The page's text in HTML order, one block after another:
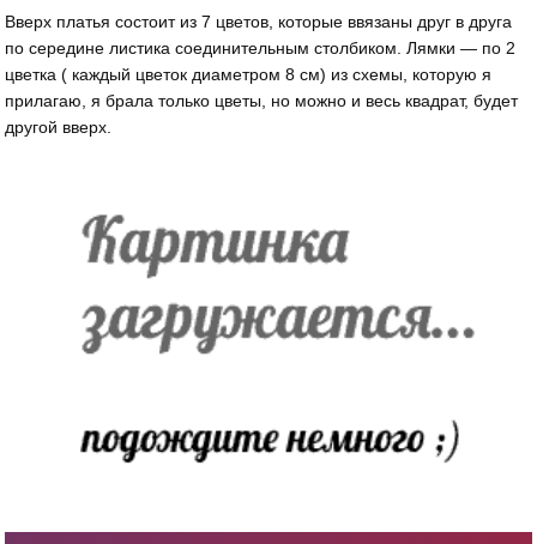
Вверх платья состоит из 7 цветов, которые ввязаны друг в друга
по середине листика соединительным столбиком. Лямки — по 2
цветка ( каждый цветок диаметром 8 см) из схемы, которую я
прилагаю, я брала только цветы, но можно и весь квадрат, будет
другой вверх.